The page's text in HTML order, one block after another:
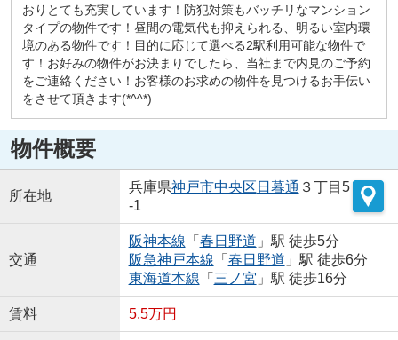
おりとても充実しています！防犯対策もバッチリなマンション
タイプの物件です！昼間の電気代も抑えられる、明るい室内環
境のある物件です！目的に応じて選べる2駅利用可能な物件で
す！お好みの物件がお決まりでしたら、当社まで内見のご予約
をご連絡ください！お客様のお求めの物件を見つけるお手伝い
をさせて頂きます(*^^*)
物件概要
所在地
兵庫県神戸市中央区 日暮通 ３丁目5
-1
交通
阪神本線 「 春日野道 」駅 徒歩5分
阪急神戸本線 「 春日野道 」駅 徒歩6分
東海道本線 「 三ノ宮 」駅 徒歩16分
賃料 5.5万円